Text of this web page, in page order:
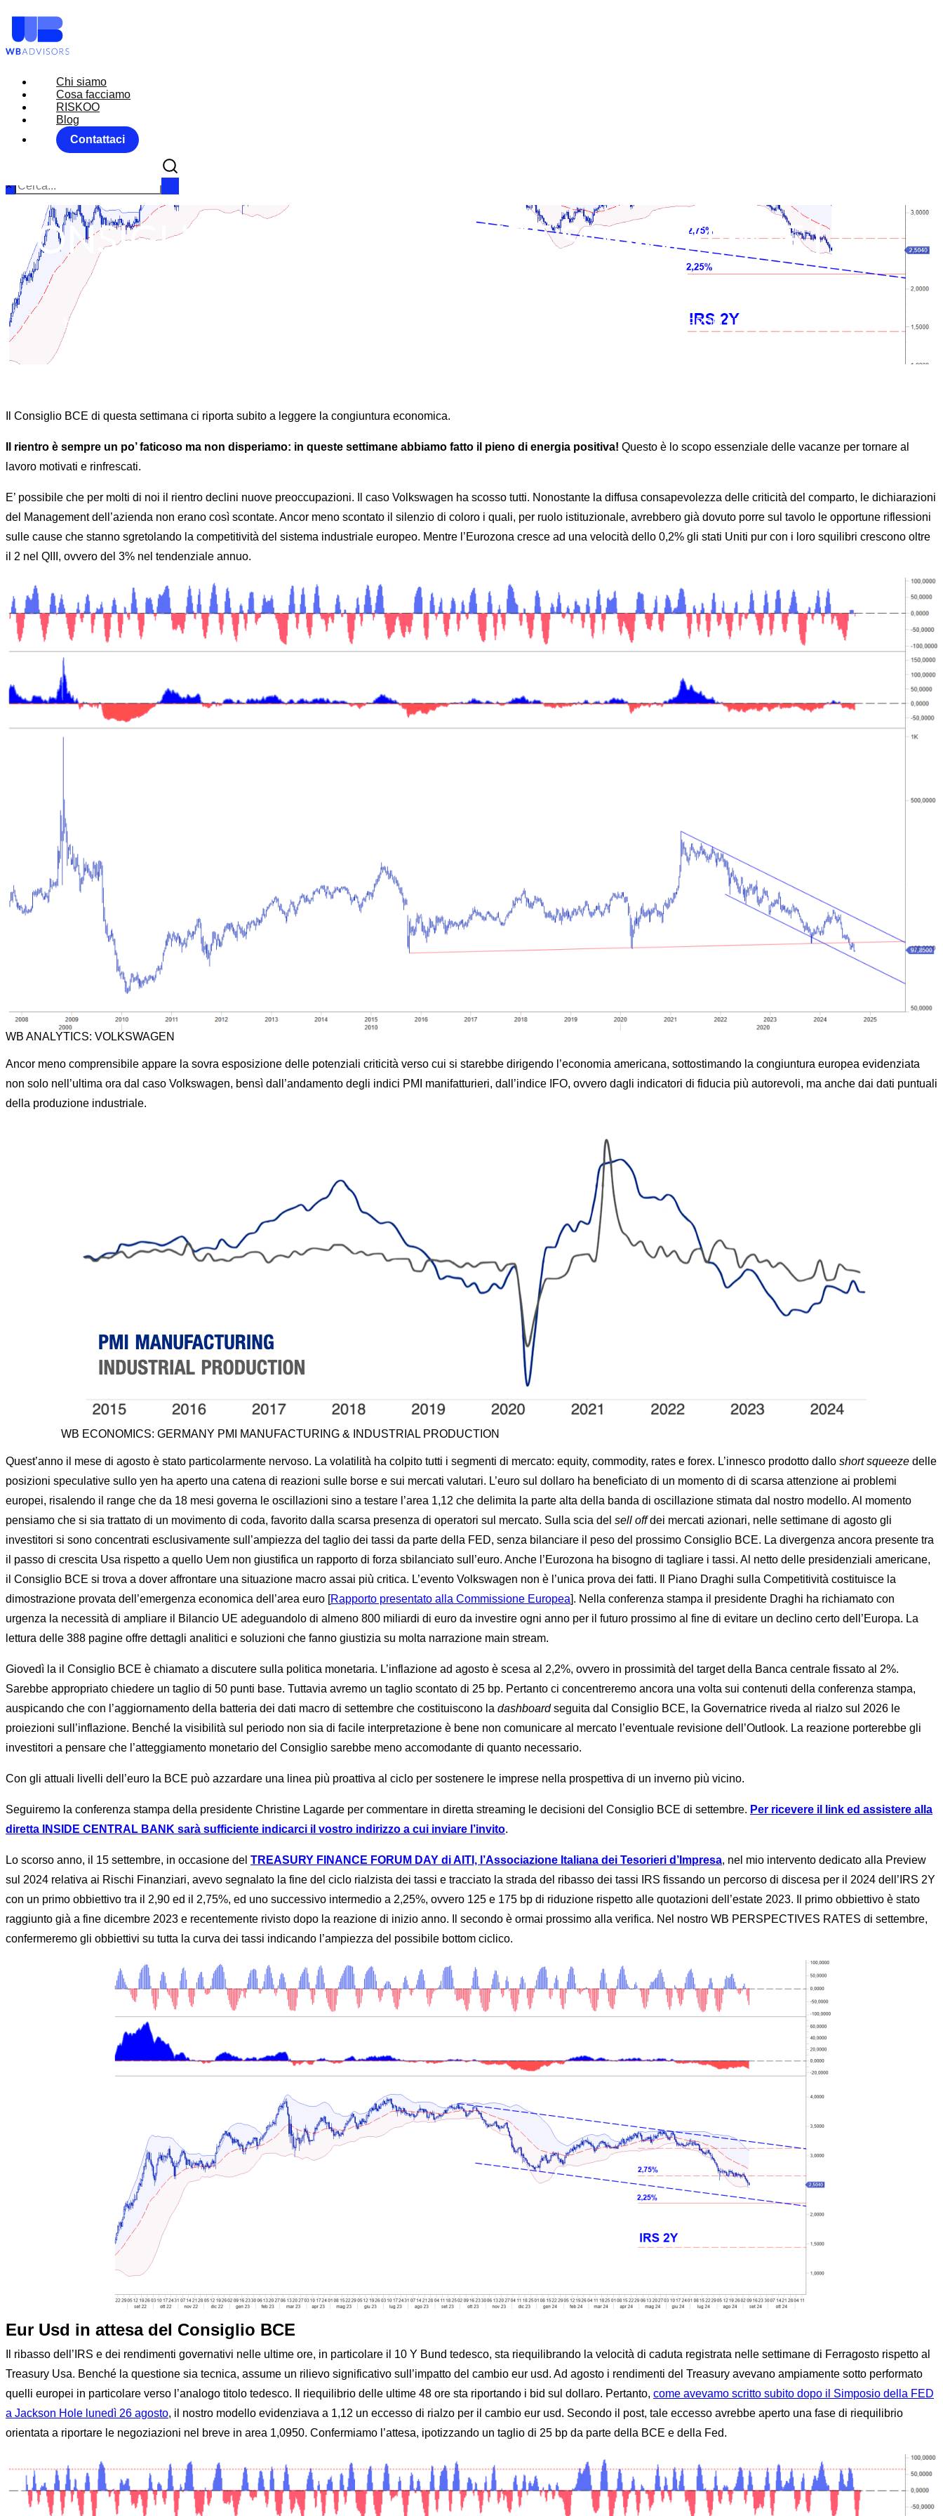
Chi siamo
Cosa facciamo
RISKOO
Blog
Contattaci
Chi siamo
Cosa facciamo
RISKOO
Blog
Contattaci
×
CONSIGLIO BCE: LE VACANZE SONO FINITE I
Home CONSIGLIO BCE: LE VACANZE SONO FINITE I PROBLEMI NO.
Il Consiglio BCE di questa settimana ci riporta subito a leggere la congiuntura economica.
Il rientro è sempre un po’ faticoso ma non disperiamo: in queste settimane abbiamo fatto il pieno di energia positiva! Questo è lo scopo essenziale delle vacanze per tornare al
lavoro motivati e rinfrescati.
E’ possibile che per molti di noi il rientro declini nuove preoccupazioni. Il caso Volkswagen ha scosso tutti. Nonostante la diffusa consapevolezza delle criticità del comparto, le dichiarazioni
del Management dell’azienda non erano così scontate. Ancor meno scontato il silenzio di coloro i quali, per ruolo istituzionale, avrebbero già dovuto porre sul tavolo le opportune riflessioni
sulle cause che stanno sgretolando la competitività del sistema industriale europeo. Mentre l’Eurozona cresce ad una velocità dello 0,2% gli stati Uniti pur con i loro squilibri crescono oltre
il 2 nel QIII, ovvero del 3% nel tendenziale annuo.
WB ANALYTICS: VOLKSWAGEN
Ancor meno comprensibile appare la sovra esposizione delle potenziali criticità verso cui si starebbe dirigendo l’economia americana, sottostimando la congiuntura europea evidenziata
non solo nell’ultima ora dal caso Volkswagen, bensì dall’andamento degli indici PMI manifatturieri, dall’indice IFO, ovvero dagli indicatori di fiducia più autorevoli, ma anche dai dati puntuali
della produzione industriale.
WB ECONOMICS: GERMANY PMI MANUFACTURING & INDUSTRIAL PRODUCTION
Quest’anno il mese di agosto è stato particolarmente nervoso. La volatilità ha colpito tutti i segmenti di mercato: equity, commodity, rates e forex. L’innesco prodotto dallo short squeeze delle
posizioni speculative sullo yen ha aperto una catena di reazioni sulle borse e sui mercati valutari. L’euro sul dollaro ha beneficiato di un momento di di scarsa attenzione ai problemi
europei, risalendo il range che da 18 mesi governa le oscillazioni sino a testare l’area 1,12 che delimita la parte alta della banda di oscillazione stimata dal nostro modello. Al momento
pensiamo che si sia trattato di un movimento di coda, favorito dalla scarsa presenza di operatori sul mercato. Sulla scia del sell offdei mercati azionari, nelle settimane di agosto gli
investitori si sono concentrati esclusivamente sull’ampiezza del taglio dei tassi da parte della FED, senza bilanciare il peso del prossimo Consiglio BCE. La divergenza ancora presente tra
il passo di crescita Usa rispetto a quello Uem non giustifica un rapporto di forza sbilanciato sull’euro. Anche l’Eurozona ha bisogno di tagliare i tassi. Al netto delle presidenziali americane,
il Consiglio BCE si trova a dover affrontare una situazione macro assai più critica. L’evento Volkswagen non è l’unica prova dei fatti. Il Piano Draghi sulla Competitività costituisce la
dimostrazione provata dell’emergenza economica dell’area euro [Rapporto presentato alla Commissione Europea]. Nella conferenza stampa il presidente Draghi ha richiamato con
urgenza la necessità di ampliare il Bilancio UE adeguandolo di almeno 800 miliardi di euro da investire ogni anno per il futuro prossimo al fine di evitare un declino certo dell’Europa. La
lettura delle 388 pagine offre dettagli analitici e soluzioni che fanno giustizia su molta narrazione main stream.
Giovedì la il Consiglio BCE è chiamato a discutere sulla politica monetaria. L’inflazione ad agosto è scesa al 2,2%, ovvero in prossimità del target della Banca centrale fissato al 2%.
Sarebbe appropriato chiedere un taglio di 50 punti base. Tuttavia avremo un taglio scontato di 25 bp. Pertanto ci concentreremo ancora una volta sui contenuti della conferenza stampa,
auspicando che con l’aggiornamento della batteria dei dati macro di settembre che costituiscono la dashboardseguita dal Consiglio BCE, la Governatrice riveda al rialzo sul 2026 le
proiezioni sull’inflazione. Benché la visibilità sul periodo non sia di facile interpretazione è bene non comunicare al mercato l’eventuale revisione dell’Outlook. La reazione porterebbe gli
investitori a pensare che l’atteggiamento monetario del Consiglio sarebbe meno accomodante di quanto necessario.
Con gli attuali livelli dell’euro la BCE può azzardare una linea più proattiva al ciclo per sostenere le imprese nella prospettiva di un inverno più vicino.
Seguiremo la conferenza stampa della presidente Christine Lagarde per commentare in diretta streaming le decisioni del Consiglio BCE di settembre. Per ricevere il link ed assistere alla
diretta INSIDE CENTRAL BANK sarà sufficiente indicarci il vostro indirizzo a cui inviare l’invito.
Lo scorso anno, il 15 settembre, in occasione del TREASURY FINANCE FORUM DAY di AITI, l’Associazione Italiana dei Tesorieri d’Impresa, nel mio intervento dedicato alla Preview
sul 2024 relativa ai Rischi Finanziari, avevo segnalato la fine del ciclo rialzista dei tassi e tracciato la strada del ribasso dei tassi IRS fissando un percorso di discesa per il 2024 dell’IRS 2Y
con un primo obbiettivo tra il 2,90 ed il 2,75%, ed uno successivo intermedio a 2,25%, ovvero 125 e 175 bp di riduzione rispetto alle quotazioni dell’estate 2023. Il primo obbiettivo è stato
raggiunto già a fine dicembre 2023 e recentemente rivisto dopo la reazione di inizio anno. Il secondo è ormai prossimo alla verifica. Nel nostro WB PERSPECTIVES RATES di settembre,
confermeremo gli obbiettivi su tutta la curva dei tassi indicando l’ampiezza del possibile bottom ciclico.
Eur Usd in attesa del Consiglio BCE
Il ribasso dell’IRS e dei rendimenti governativi nelle ultime ore, in particolare il 10 Y Bund tedesco, sta riequilibrando la velocità di caduta registrata nelle settimane di Ferragosto rispetto al
Treasury Usa. Benché la questione sia tecnica, assume un rilievo significativo sull’impatto del cambio eur usd. Ad agosto i rendimenti del Treasury avevano ampiamente sotto performato
quelli europei in particolare verso l’analogo titolo tedesco. Il riequilibrio delle ultime 48 ore sta riportando i bid sul dollaro. Pertanto, come avevamo scritto subito dopo il Simposio della FED
a Jackson Hole lunedì 26 agosto, il nostro modello evidenziava a 1,12 un eccesso di rialzo per il cambio eur usd. Secondo il post, tale eccesso avrebbe aperto una fase di riequilibrio
orientata a riportare le negoziazioni nel breve in area 1,0950. Confermiamo l’attesa, ipotizzando un taglio di 25 bp da parte della BCE e della Fed.